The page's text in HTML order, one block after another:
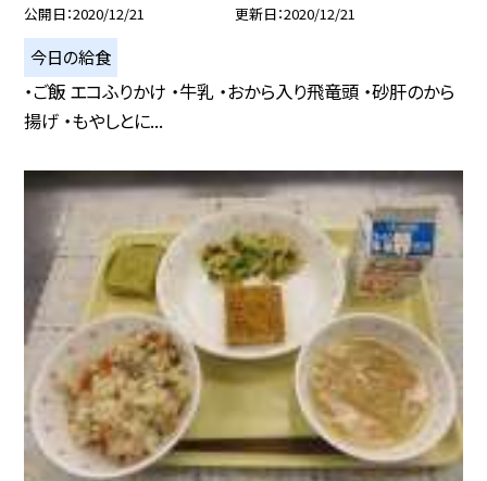
公開日 2020/12/21 更新日 2020/12/21
今日の給食
・ご飯 エコふりかけ ・牛乳 ・おから入り飛竜頭 ・砂肝のから
揚げ ・もやしとに...